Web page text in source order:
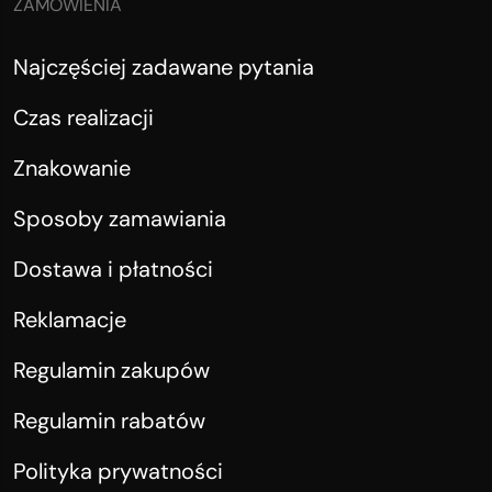
ZAMÓWIENIA
Najczęściej zadawane pytania
Czas realizacji
Znakowanie
Sposoby zamawiania
Dostawa i płatności
Reklamacje
Regulamin zakupów
Regulamin rabatów
Polityka prywatności